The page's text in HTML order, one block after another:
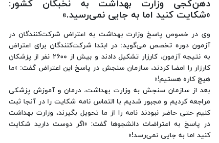
دهن‌کجی وزارت بهداشت به نخبگان کشور:
«شکایت کنید اما به جایی نمی‌رسید.»
وی در خصوص پاسخ وزارت بهداشت به اعتراض شرکت‌کنندگان در
آزمون دوره تخصص می‌گوید: در ابتدا شرکت‌کنندگان برای اعتراض
به نتیجه آزمون، کارزار تشکیل دادند و بیش از ۲۶۰۰ نفر از پزشکان
کارزار را امضا کردند، سازمان سنجش در پاسخ این اعتراض گفت: «ما
هیچ کاره هستیم!»
بعد از سازمان سنجش به وزارت بهداشت، درمان و آموزش پزشکی
مراجعه کردیم و مجبور شدیم با التماس نامه‌ شکایت را در آنجا ثبت
کنیم حتی حاضر نبودند نامه را از ما تحویل بگیرند، وزارت بهداشت
در پاسخ به اعتراضات دانشجوها گفت: «اگر دوست دارید شکایت
کنید اما به جایی نمی‌رسد!»